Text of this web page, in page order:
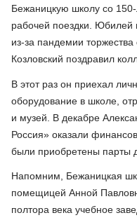
Бежаницкую школу со
рабочей поездки. Юбилей
из-за пандемии
Козловский поздравил
В этот раз он приехал
оборудование в школе,
и музей. В декабре
Россия» оказали
были приобретены парты
Напомним, Бежаницкая
помещицей Анной
полтора века учебное